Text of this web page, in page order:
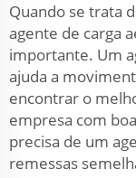
Quando se trata
agente de carga
importante. Um
ajuda a
encontrar o
empresa com
precisa de um
remessas